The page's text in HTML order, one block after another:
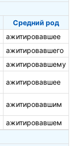
Средний род
ажитировавшее
ажитировавшего
ажитировавшему
ажитировавшее
ажитировавшим
ажитировавшем